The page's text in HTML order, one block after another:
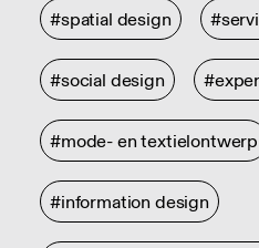
#spatial design
#social design
#mode- en textielontwerp
#information design